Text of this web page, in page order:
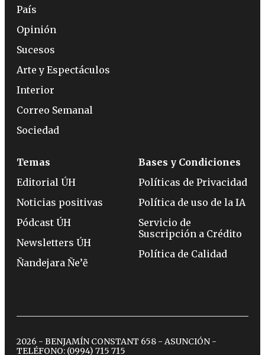
País
Opinión
Sucesos
Arte y Espectáculos
Interior
Correo Semanal
Sociedad
Temas
Editorial ÚH
Noticias positivas
Pódcast ÚH
Newsletters ÚH
Ñandejara Ñe’ẽ
Bases y Condiciones
Políticas de Privacidad
Política de uso de la IA
Servicio de
Suscripción a Crédito
Política de Calidad
2026 - BENJAMÍN CONSTANT 658 - ASUNCIÓN -
TELÉFONO: (0994) 715 715